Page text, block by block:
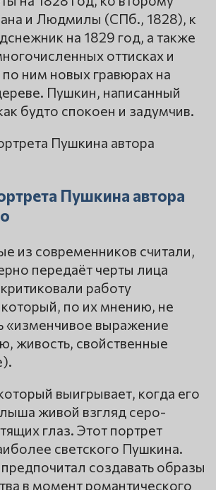
и Людмилы (СПб., 1828), к
на 1829 год, а также
оттисках и
ним новых гравюрах на
Пушкин, написанный
будто спокоен и задумчив.
Пушкина автора
из современников считали,
передаёт черты лица
работу
по их мнению, не
«изменчивое выражение
живость, свойственные
выигрывает, когда его
живой взгляд серо-
глаз. Этот портрет
светского Пушкина.
создавать образы
в момент романтического